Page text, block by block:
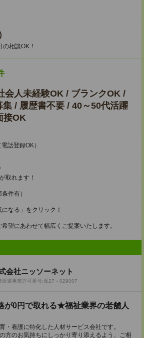
相談OK！
会人未経験OK / ブランクOK /
/ 履歴書不要 / 40～50代活躍
接OK
話登録OK）
取れます！
件有）
なる」をクリック！
望にあわせて幅広くご提案いたします。
会社ニッソーネット
派遣事業許可番号:派27－029007
が0円で取れる★福祉業界の老舗人
・看護に特化した人材サービス会社です。
方のお気持ちにしっかり寄り添えるよう、ご相